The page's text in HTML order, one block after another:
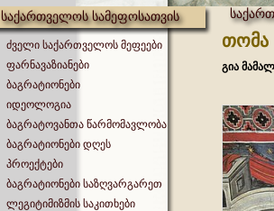
საქართველოს სამეფოსათვის
ძველი საქართველოს მეფეები
ფარნავაზიანები
ბაგრატიონები
იდეოლოგია
ბაგრატოვანთა წარმომავლობა
ბაგრატიონები დღეს
პროექტები
ბაგრატიონები საზღვარგარეთ
ლეგიტიმიზმის საკითხები
თომა
გია